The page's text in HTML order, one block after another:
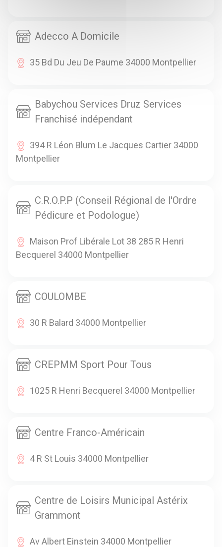
Adecco A Domicile
35 Bd Du Jeu De Paume 34000 Montpellier
Babychou Services Druz Services
Franchisé indépendant
394 R Léon Blum Le Jacques Cartier 34000
Montpellier
C.R.O.P.P (Conseil Régional de l'Ordre
Pédicure et Podologue)
Maison Prof Libérale Lot 38 285 R Henri
Becquerel 34000 Montpellier
COULOMBE
30 R Balard 34000 Montpellier
CREPMM Sport Pour Tous
1025 R Henri Becquerel 34000 Montpellier
Centre Franco-Américain
4 R St Louis 34000 Montpellier
Centre de Loisirs Municipal Astérix
Grammont
Av Albert Einstein 34000 Montpellier